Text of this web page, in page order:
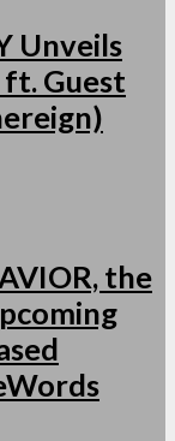
Unveils
ft. Guest
the